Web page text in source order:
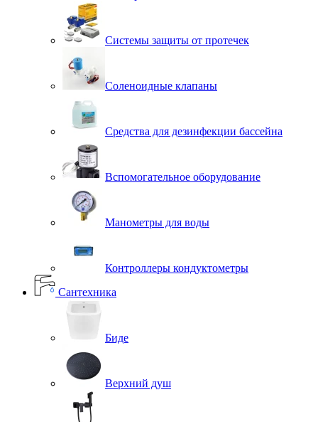
Системы защиты от протечек
Соленоидные клапаны
Средства для дезинфекции бассейна
Вспомогательное оборудование
Манометры для воды
Контроллеры кондуктометры
Сантехника
Биде
Верхний душ